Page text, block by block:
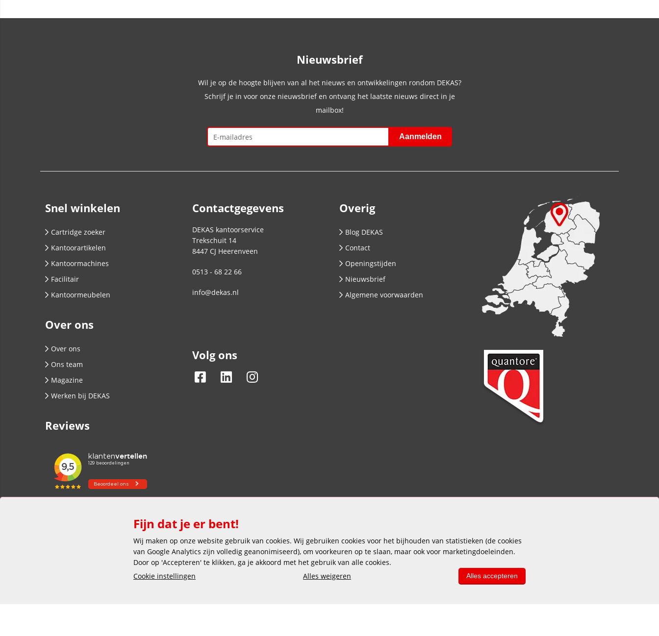
Nieuwsbrief
Wil je op de hoogte blijven van al het nieuws en ontwikkelingen rondom DEKAS?
Schrijf je in voor onze nieuwsbrief en ontvang het laatste nieuws direct in je
mailbox!
Snel winkelen
Cartridge zoeker
Kantoorartikelen
Kantoormachines
Facilitair
Kantoormeubelen
Over ons
Over ons
Ons team
Magazine
Werken bij DEKAS
Reviews
Contactgegevens
DEKAS kantoorservice
Trekschuit 14
8447 CJ Heerenveen
0513 - 68 22 66
info@dekas.nl
Volg ons
Overig
Blog DEKAS
Contact
Openingstijden
Nieuwsbrief
Algemene voorwaarden
Veilig en gemakkelijk betalen
Fijn dat je er bent!
Wij maken op onze website gebruik van cookies. Wij gebruiken cookies voor het bijhouden van statistieken (de cookies
van Google Analytics zijn volledig geanonimiseerd), om voorkeuren op te slaan, maar ook voor marketingdoeleinden.
Door op 'Accepteren' te klikken, ga je akkoord met het gebruik van alle cookies.
Cookie instellingen
Alles weigeren Alles accepteren